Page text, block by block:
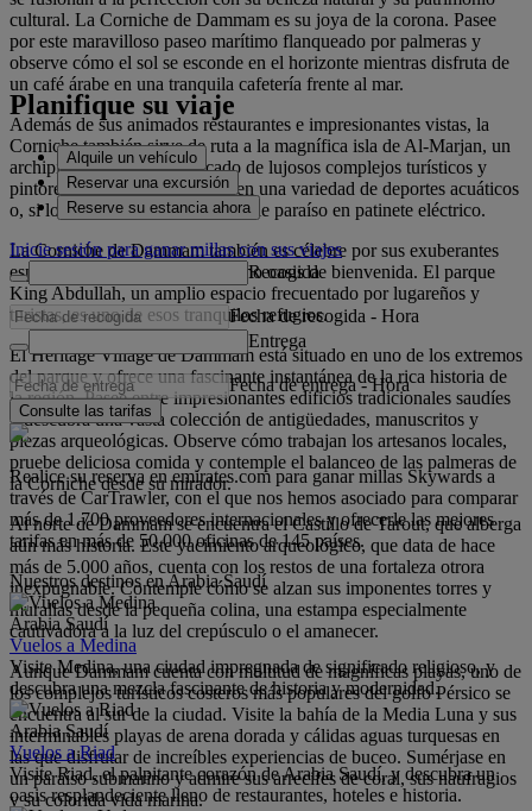
cultural. La Corniche de Dammam es su joya de la corona. Pasee
por este maravilloso paseo marítimo flanqueado por palmeras y
observe cómo el sol se esconde en el horizonte mientras disfruta de
un café árabe en una tranquila cafetería frente al mar.
Además de sus animados restaurantes e impresionantes vistas, la
Corniche también sirve de ruta a la magnífica isla de Al-Marjan, un
archipiélago artificial salpicado de lujosos complejos turísticos y
pintorescas playas. Sumérjase en una variedad de deportes acuáticos
o, si lo prefiere, visite este apacible paraíso en patinete eléctrico.
La Corniche de Dammam también es célebre por sus exuberantes
espacios verdes, que actúan como oasis de bienvenida. El parque
King Abdullah, un amplio espacio frecuentado por lugareños y
turistas, es uno de esos tranquilos refugios.
El Heritage Village de Dammam está situado en uno de los extremos
del parque y ofrece una fascinante instantánea de la rica historia de
la región. Pasee entre impresionantes edificios tradicionales saudíes
y descubra una vasta colección de antigüedades, manuscritos y
piezas arqueológicas. Observe cómo trabajan los artesanos locales,
pruebe deliciosa comida y contemple el balanceo de las palmeras de
la Corniche desde su mirador.
Al norte de Dammam se encuentra el Castillo de Tarout, que alberga
aún más historia. Este yacimiento arqueológico, que data de hace
más de 5.000 años, cuenta con los restos de una fortaleza otrora
inexpugnable. Contemple cómo se alzan sus imponentes torres y
murallas desde la pequeña colina, una estampa especialmente
cautivadora a la luz del crepúsculo o el amanecer.
Aunque Dammam cuenta con multitud de magníficas playas, uno de
los complejos turísticos costeros más populares del golfo Pérsico se
encuentra al sur de la ciudad. Visite la bahía de la Media Luna y sus
interminables playas de arena dorada y cálidas aguas turquesas en
las que disfrutar de increíbles experiencias de buceo. Sumérjase en
un paraíso submarino y admire sus arrecifes de coral, sus naufragios
y su colorida vida marina.
Planifique su viaje
Alquile un vehículo
Reservar una excursión
Reserve su estancia ahora
Inicie sesión para ganar millas con sus viajes
Recogida
Fecha de recogida - Hora
Entrega
Fecha de entrega - Hora
Consulte las tarifas
Realice su reserva en emirates.com para ganar millas Skywards a
través de CarTrawler, con el que nos hemos asociado para comparar
más de 1.700 proveedores internacionales y ofrecerle las mejores
tarifas en más de 50.000 oficinas de 145 países.
Nuestros destinos en Arabia Saudí
Arabia Saudí
Vuelos a Medina
Visite Medina, una ciudad impregnada de significado religioso, y
descubra una mezcla fascinante de historia y modernidad.
Arabia Saudí
Vuelos a Riad
Visite Riad, el palpitante corazón de Arabia Saudí, y descubra un
oasis resplandeciente lleno de restaurantes, hoteles e historia.